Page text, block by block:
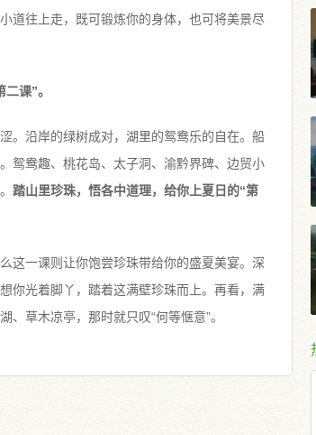
道往上走，既可锻炼你的身体，也可将美景尽
课”。
。沿岸的绿树成对，湖里的鸳鸯乐的自在。船
鸳鸯趣、桃花岛、太子洞、渝黔界碑、边贸小
踏山里珍珠，悟各中道理，给你上夏日的“第
这一课则让你饱尝珍珠带给你的盛夏美宴。深
你光着脚丫，踏着这满壁珍珠而上。再看，满
草木凉亭，那时就只叹“何等惬意”。